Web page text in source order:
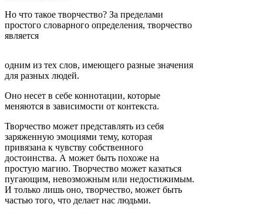
Но что такое творчество? За пределами
простого словарного определения, творчество
является
одним из тех слов, имеющего разные значения
для разных людей.
Оно несет в себе коннотации, которые
меняются в зависимости от контекста.
Творчество может представлять из себя
заряженную эмоциями тему, которая
привязана к чувству собственного
достоинства. А может быть похоже на
простую магию. Творчество может казаться
пугающим, невозможным или недостижимым.
И только лишь оно, творчество, может быть
частью того, что делает нас людьми.